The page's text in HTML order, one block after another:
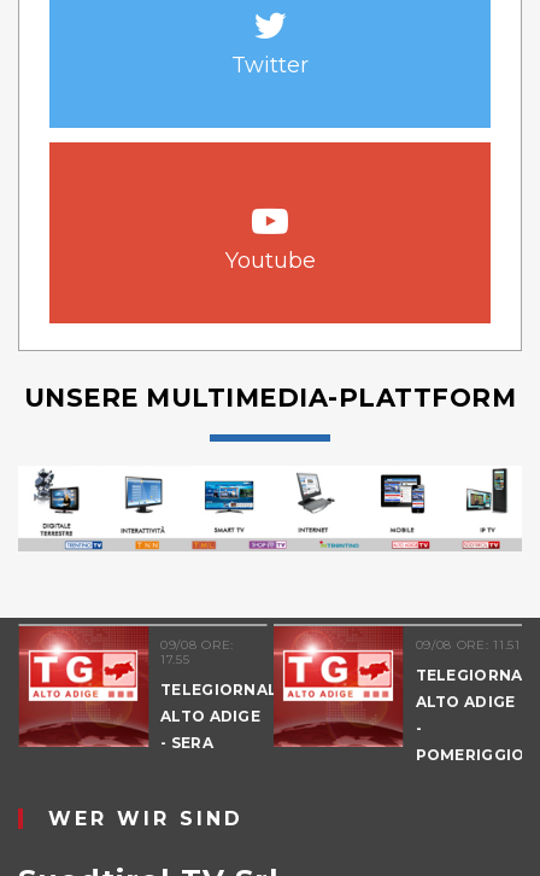
Twitter
Youtube
UNSERE MULTIMEDIA-PLATTFORM
09/08 ORE:
17.55
TELEGIORNALE
ALTO ADIGE
- SERA
09/08 ORE: 11.51
ALTO ADIGE
-
POMERIGGIO
WER WIR SIND